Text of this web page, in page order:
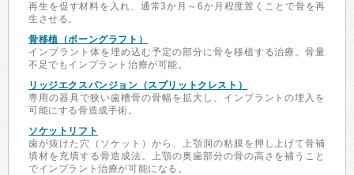
再生を促す材料を入れ、通常3か月～6か月程度置くことで骨を再
生させる。
骨移植（ボーングラフト）
インプラント体を埋め込む予定の部分に骨を移植する治療。骨量
不足でもインプラント治療が可能。
リッジエクスパンジョン（スプリットクレスト）
専用の器具で狭い歯槽骨の骨幅を拡大し、インプラントの埋入を
可能にする骨造成手術。
ソケットリフト
歯が抜けた穴（ソケット）から、上顎洞の粘膜を押し上げて骨補
填材を充填する骨造成法。上顎の奥歯部分の骨の高さを補うこと
でインプラント治療が可能になる。